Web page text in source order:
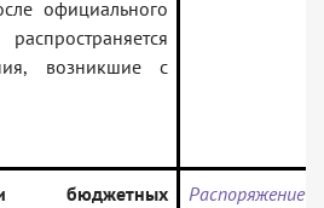
официального
возникшие с
бюджетных
Распоряжение